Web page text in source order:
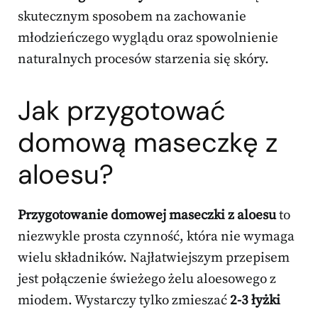
skutecznym sposobem na zachowanie
młodzieńczego wyglądu oraz spowolnienie
naturalnych procesów starzenia się skóry.
Jak przygotować
domową maseczkę z
aloesu?
Przygotowanie domowej maseczki z aloesuto
niezwykle prosta czynność, która nie wymaga
wielu składników. Najłatwiejszym przepisem
jest połączenie świeżego żelu aloesowego z
miodem. Wystarczy tylko zmieszać 2-3 łyżki